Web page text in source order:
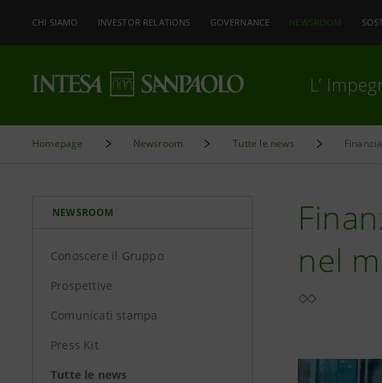
CHI SIAMO INVESTOR RELATIONS GOVERNANCE NEWSROOM
L’
Homepage Newsroom Tutte le news
NEWSROOM
Conoscere il Gruppo
Prospettive
Comunicati stampa
Press Kit
Tutte le news
nel